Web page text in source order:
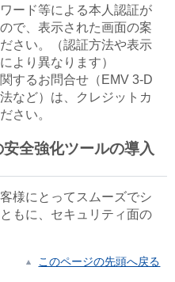
ード等による本人認証が
で、表示された画面の案
さい。（認証方法や表示
より異なります）
するお問合せ（EMV 3-D
など）は、クレジットカ
さい。
全強化ツールの導入
様にとってスムーズでシ
もに、セキュリティ面の
このページの先頭へ戻る